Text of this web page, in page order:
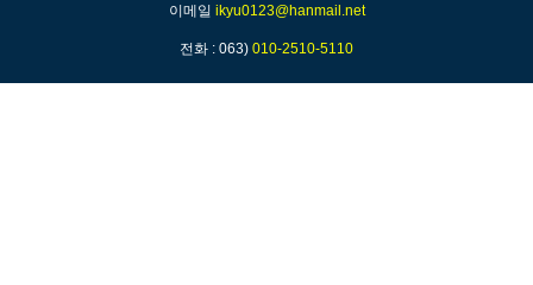
이메일 ikyu0123@hanmail.net
전화 : 063) 010-2510-5110